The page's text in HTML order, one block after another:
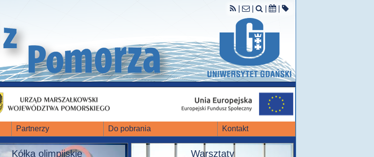
Partnerzy Do pobrania Kontakt
Kółka olimpijskie Warsztaty